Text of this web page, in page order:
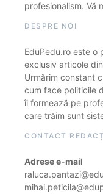
profesionalism. Vă
DESPRE NOI
EduPedu.ro este o
exclusiv articole
Urmărim constant
cum face politicile
îi formează pe
care trăim sunt
CONTACT
Adrese e-mail